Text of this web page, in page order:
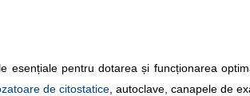
pentru dotarea și funcționarea
de citostatice , autoclave, canapele de